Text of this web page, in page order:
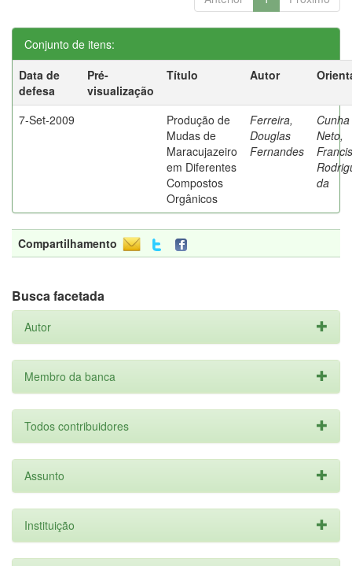
Conjunto de itens:
Data de
defesa
Pré-
visualização
Título Autor
7-Set-2009
Produção de
Mudas de
Maracujazeiro
em Diferentes
Compostos
Orgânicos
Ferreira,
Douglas
Fernandes
Cunha
Neto,
da
Compartilhamento
Busca facetada
Autor
Membro da banca
Todos contribuidores
Assunto
Instituição